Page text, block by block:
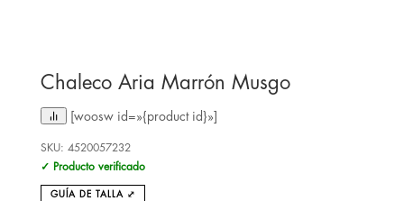
Chaleco Aria Marrón Musgo
[woosw id=»{product id}»]
SKU: 4520057232
✓ Producto verificado
GUÍA DE TALLA ⤢